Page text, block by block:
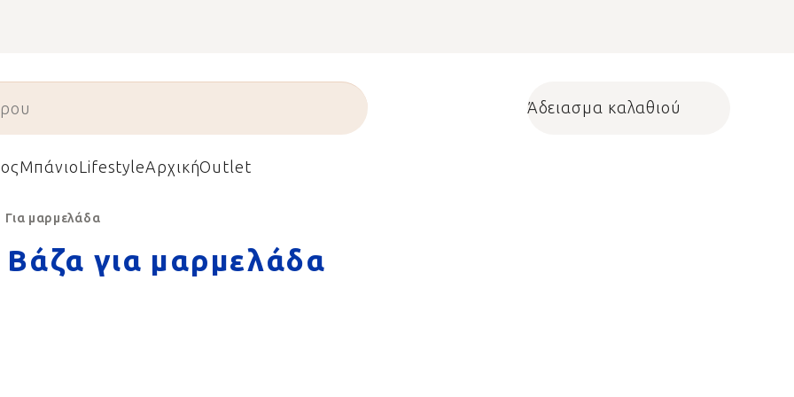
Shopping cart
Άδειασμα καλαθιού
ΜπάνιοLifestyleΑρχικήOutlet
Για μαρμελάδα
Βάζα για μαρμελάδα